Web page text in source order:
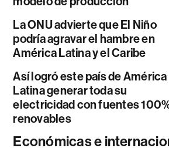
La ONU advierte que El Niño
podría agravar el hambre en
América Latina y el Caribe
Así logró este país de América
Latina generar toda su
electricidad con fuentes
renovables
Económicas e